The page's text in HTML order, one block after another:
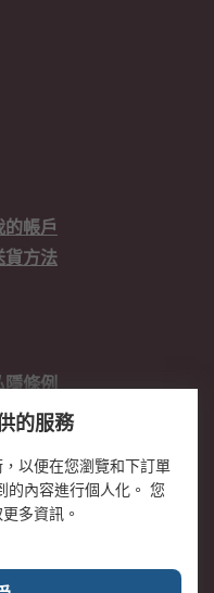
的帳戶
貨方法
隱條例
件安全
入我們
的服務
以便在您瀏覽和下訂單
的內容進行個人化。 您
多資訊。